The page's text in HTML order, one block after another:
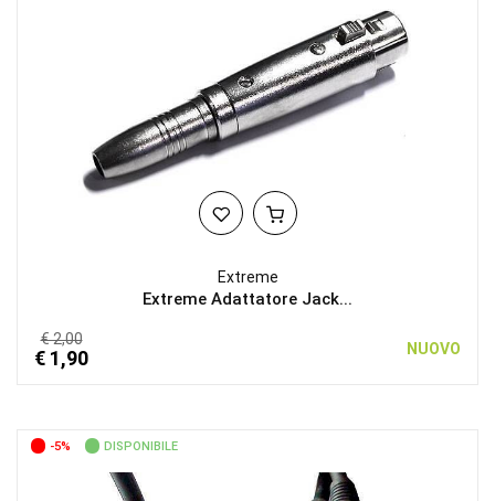
Extreme
Extreme Adattatore Jack...
€ 2,00
€ 1,90 NUOVO
-5% DISPONIBILE